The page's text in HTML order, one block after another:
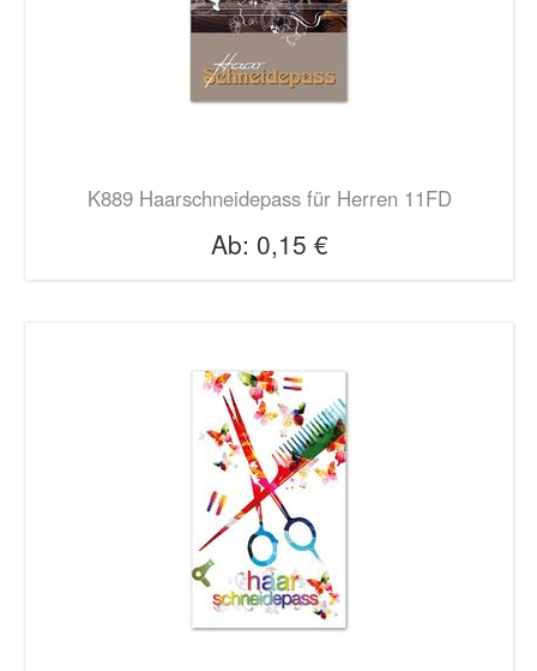
K889 Haarschneidepass für Herren 11FD
Ab: 0,15 €